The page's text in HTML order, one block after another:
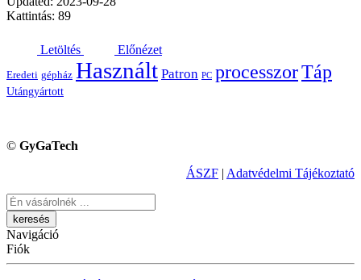
Kattintás: 89
Letöltés Előnézet
Eredeti gépház Használt Patron PC processzorTáp
Utángyártott
© GyGaTech
ÁSZF | Adatvédelmi Tájékoztató
Keresés
Navigáció
Fiók